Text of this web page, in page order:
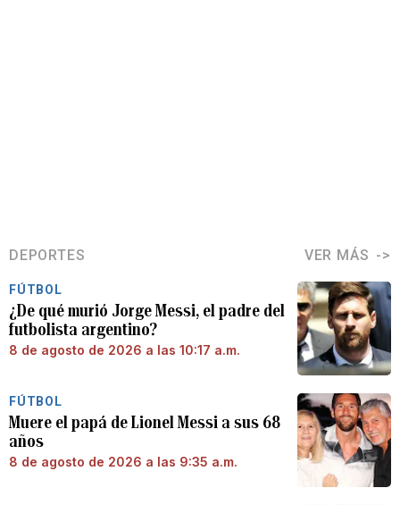
DEPORTES VER MÁS
FÚTBOL
¿De qué murió Jorge Messi, el padre del
futbolista argentino?
8 de agosto de 2026 a las 10:17 a.m.
FÚTBOL
Muere el papá de Lionel Messi a sus 68
años
8 de agosto de 2026 a las 9:35 a.m.